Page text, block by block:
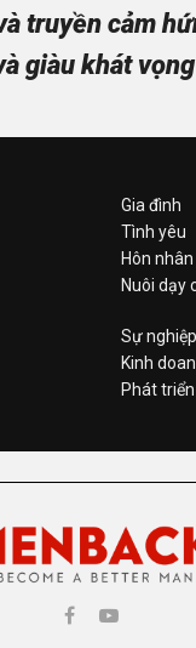
truyền cảm
giàu khát
Gia đình
Tình yêu
Hôn nhân
Nuôi dạy
Sự nghiệp
Kinh
Phát